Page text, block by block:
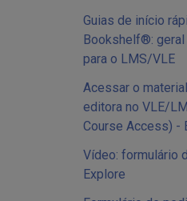
Guias de início
Bookshelf®:
para o LMS/VLE
Acessar o
editora no VLE/
Course Access) -
Vídeo: formulário
Explore